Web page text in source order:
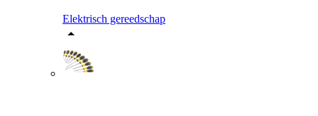
Elektrisch gereedschap